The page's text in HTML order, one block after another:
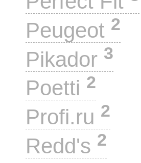
Peugeot 2
Pikador 3
Poetti 2
Profi.ru 2
Redd's 2